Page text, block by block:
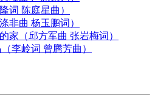
词 陈庭星曲）
非曲 杨玉鹏词）
家（邱方军曲 张岩梅词）
李岭词 曾腾芳曲）